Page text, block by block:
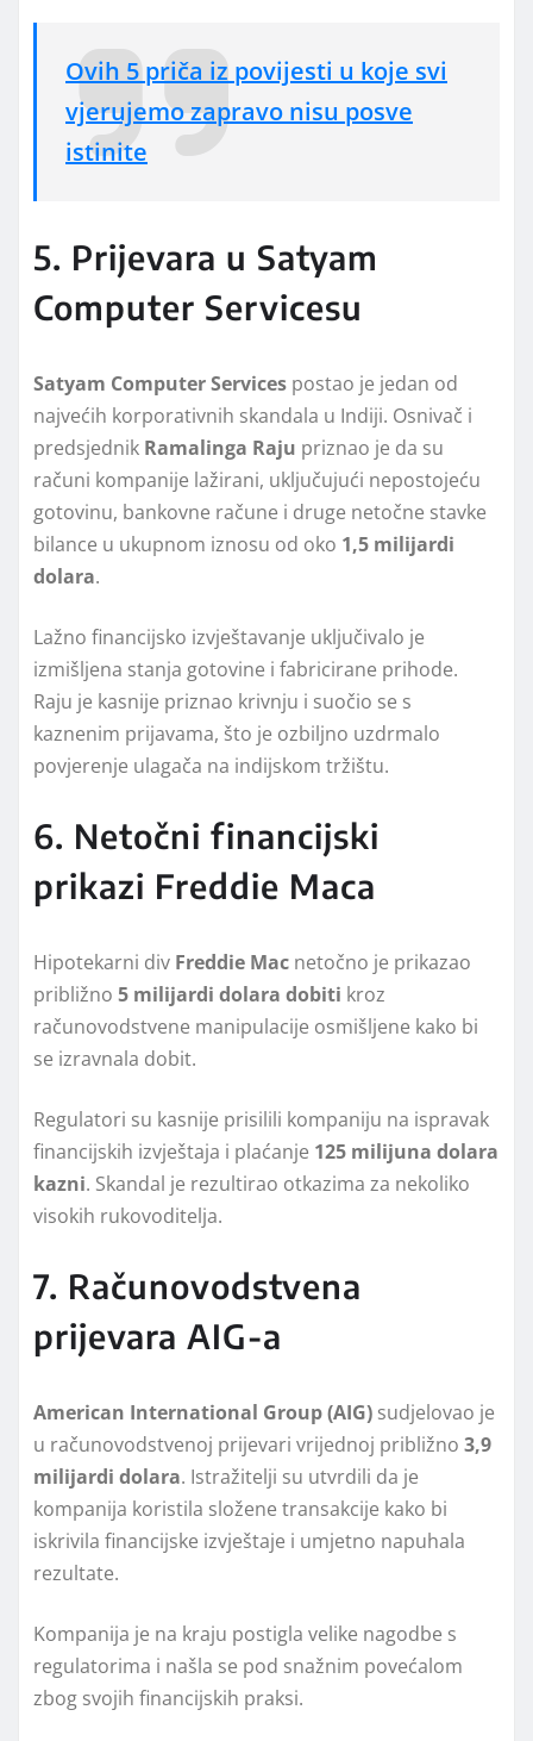
Ovih 5 priča iz povijesti u koje svi
vjerujemo zapravo nisu posve
istinite
5. Prijevara u Satyam
Computer Servicesu
Satyam Computer Services postao je jedan od
najvećih korporativnih skandala u Indiji. Osnivač i
predsjednik Ramalinga Raju priznao je da su
računi kompanije lažirani, uključujući nepostojeću
gotovinu, bankovne račune i druge netočne stavke
bilance u ukupnom iznosu od oko 1,5 milijardi
dolara.
Lažno financijsko izvještavanje uključivalo je
izmišljena stanja gotovine i fabricirane prihode.
Raju je kasnije priznao krivnju i suočio se s
kaznenim prijavama, što je ozbiljno uzdrmalo
povjerenje ulagača na indijskom tržištu.
6. Netočni financijski
prikazi Freddie Maca
Hipotekarni div Freddie Mac netočno je prikazao
približno 5 milijardi dolara dobiti kroz
računovodstvene manipulacije osmišljene kako bi
se izravnala dobit.
Regulatori su kasnije prisilili kompaniju na ispravak
financijskih izvještaja i plaćanje 125 milijuna dolara
kazni. Skandal je rezultirao otkazima za nekoliko
visokih rukovoditelja.
7. Računovodstvena
prijevara AIG-a
American International Group (AIG) sudjelovao je
u računovodstvenoj prijevari vrijednoj približno 3,9
milijardi dolara. Istražitelji su utvrdili da je
kompanija koristila složene transakcije kako bi
iskrivila financijske izvještaje i umjetno napuhala
rezultate.
Kompanija je na kraju postigla velike nagodbe s
regulatorima i našla se pod snažnim povećalom
zbog svojih financijskih praksi.